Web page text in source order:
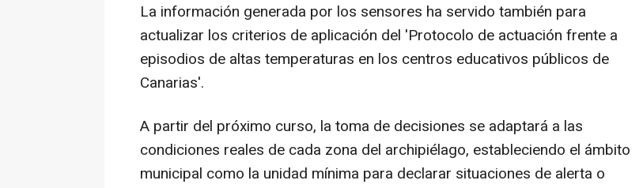
La información generada por los sensores ha servido también para
actualizar los criterios de aplicación del 'Protocolo de actuación frente a
episodios de altas temperaturas en los centros educativos públicos de
Canarias'.
A partir del próximo curso, la toma de decisiones se adaptará a las
condiciones reales de cada zona del archipiélago, estableciendo el ámbito
municipal como la unidad mínima para declarar situaciones de alerta o